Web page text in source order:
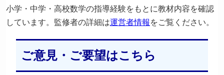
小学・中学・高校数学の指導経験をもとに教材内容を確認
しています。監修者の詳細は運営者情報 をご覧ください。
ご意見・ご要望はこちら